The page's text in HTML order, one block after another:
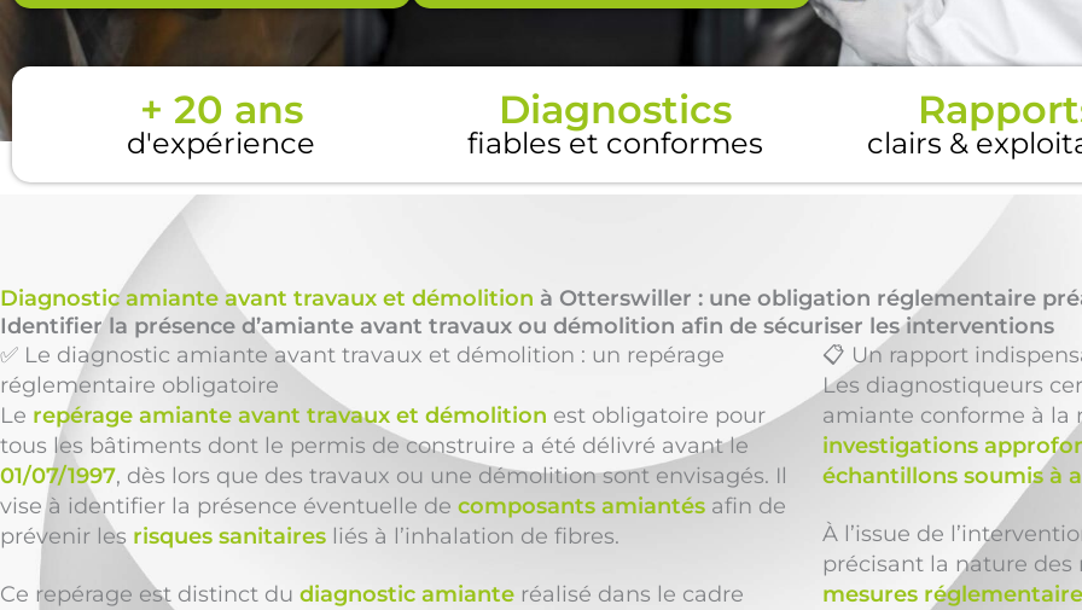
+ 20 ans
d'expérience
Diagnostics
fiables et conformes clairs &
Diagnostic amiante avant travaux et démolition à Otterswiller : une obligation réglementaire
Identifier la présence d’amiante avant travaux ou démolition afin de sécuriser les interventions
✅ Le diagnostic amiante avant travaux et démolition : un repérage
réglementaire obligatoire
Le repérage amiante avant travaux et démolition est obligatoire pour
tous les bâtiments dont le permis de construire a été délivré avant le
01/07/1997, dès lors que des travaux ou une démolition sont envisagés. Il
vise à identifier la présence éventuelle de composants amiantés afin de
prévenir les risques sanitaires liés à l’inhalation de fibres.
Ce repérage est distinct du diagnostic amiante réalisé dans le cadre
📋 Un rapport
Les diagnostiqueurs
amiante conforme à la
investigations
échantillons soumis à
À l’issue de
précisant la nature
mesures